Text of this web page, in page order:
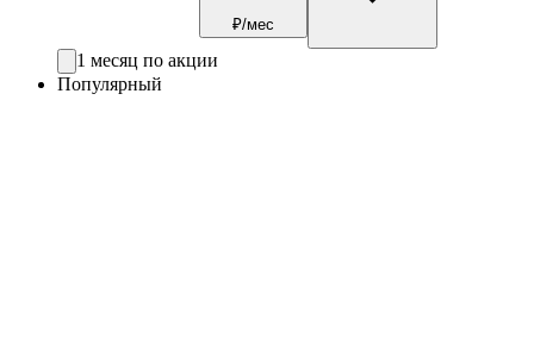
₽/мес
1 месяц по акции
Популярный